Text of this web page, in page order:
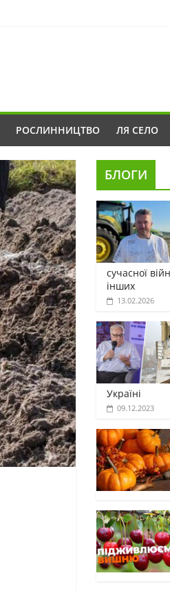
РОСЛИННИЦТВО ЛЯ СЕЛО
БЛОГИ
сучасної
інших
13.02.2026
Україні
09.12.2023